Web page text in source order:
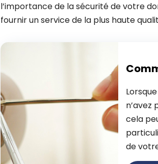
l’importance de la sécurité de votre
fournir un service de la plus haute
n’avez
cela
de